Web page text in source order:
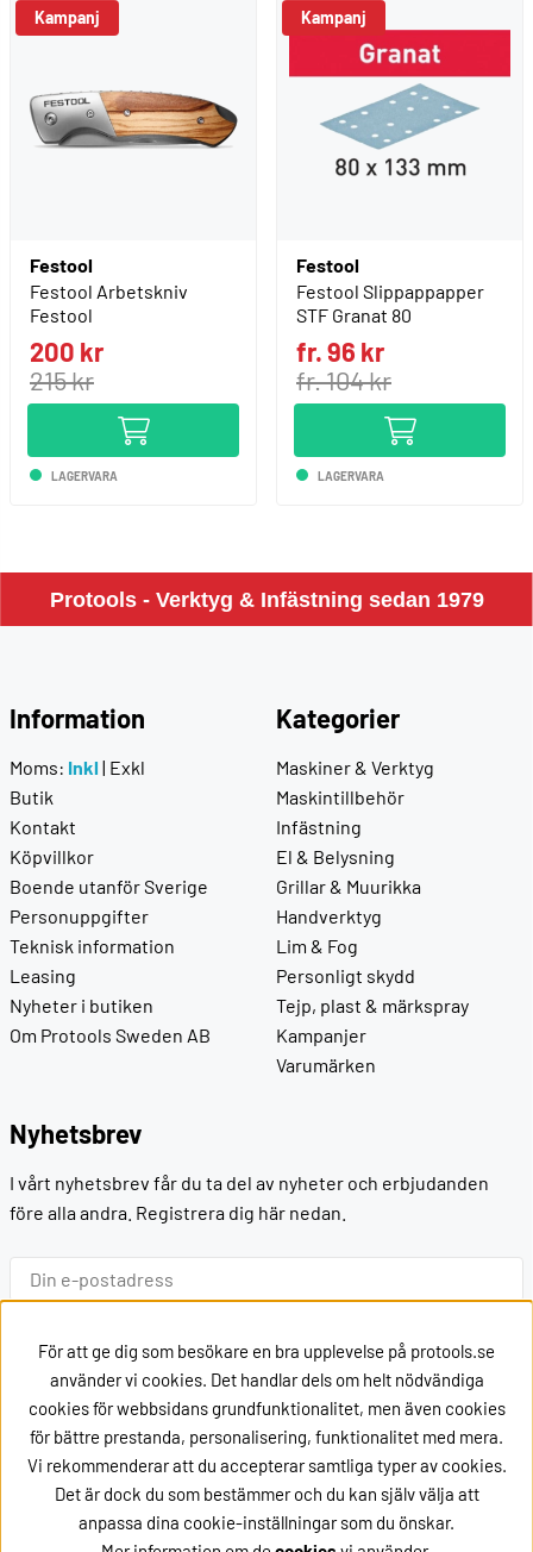
Kampanj
Festool
Festool Arbetskniv
Festool
200 kr
215 kr
LAGERVARA
Kampanj
Festool
Festool Slippappapper
STF Granat 80
fr. 96 kr
fr. 104 kr
LAGERVARA
Protools - Verktyg & Infästning sedan 1979
Information
Moms: Inkl | Exkl
Butik
Kontakt
Köpvillkor
Boende utanför Sverige
Personuppgifter
Teknisk information
Leasing
Nyheter i butiken
Om Protools Sweden AB
Kategorier
Maskiner & Verktyg
Maskintillbehör
Infästning
El & Belysning
Grillar & Muurikka
Handverktyg
Lim & Fog
Personligt skydd
Tejp, plast & märkspray
Kampanjer
Varumärken
Nyhetsbrev
I vårt nyhetsbrev får du ta del av nyheter och erbjudanden
före alla andra. Registrera dig här nedan.
Ok
Kontakt
eller ring oss på +46162002020
För att ge dig som besökare en bra upplevelse på protools.se
använder vi cookies. Det handlar dels om helt nödvändiga
cookies för webbsidans grundfunktionalitet, men även cookies
för bättre prestanda, personalisering, funktionalitet med mera.
Vi rekommenderar att du accepterar samtliga typer av cookies.
Det är dock du som bestämmer och du kan själv välja att
anpassa dina cookie-inställningar som du önskar.